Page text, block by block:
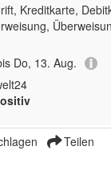
Kreditkarte,
Do, 13. Aug.
Teilen